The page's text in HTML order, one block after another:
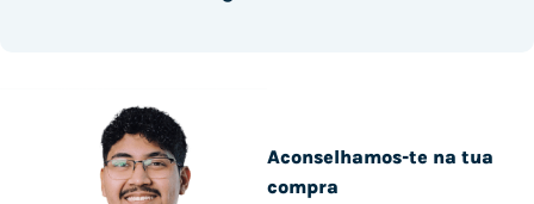
Aconselhamos-te na tua
compra